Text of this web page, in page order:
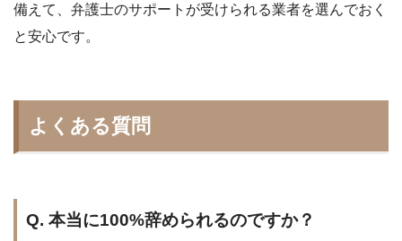
備えて、弁護士のサポートが受けられる業者を選んでおく
と安心です。
よくある質問
Q. 本当に100%辞められるのですか？